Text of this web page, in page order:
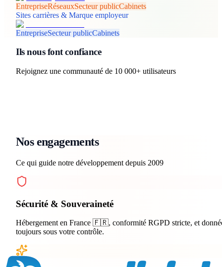
EntrepriseRéseauxSecteur publicCabinets
Sites carrières & Marque employeur
EntrepriseSecteur publicCabinets
Ils nous font confiance
Rejoignez une communauté de 10 000+ utilisateurs
Nos engagements
Ce qui guide notre développement depuis 2009
Sécurité & Souveraineté
Hébergement en France 🇫🇷, conformité RGPD stricte, et
toujours sous votre contrôle.